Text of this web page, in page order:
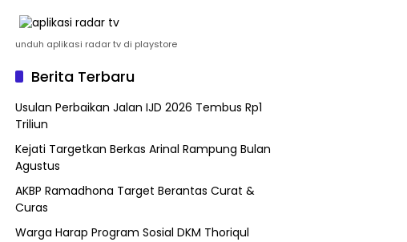
unduh aplikasi radar tv di playstore
Berita Terbaru
Usulan Perbaikan Jalan IJD 2026 Tembus Rp1
Triliun
Kejati Targetkan Berkas Arinal Rampung Bulan
Agustus
AKBP Ramadhona Target Berantas Curat &
Curas
Warga Harap Program Sosial DKM Thoriqul